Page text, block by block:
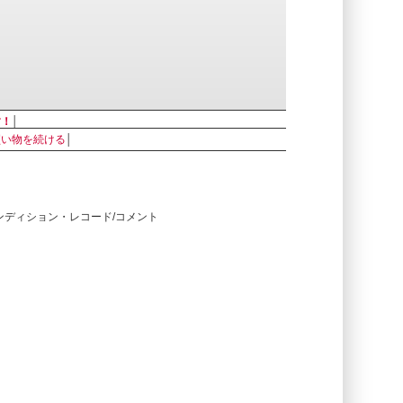
物を続ける
ィション・レコード/コメント